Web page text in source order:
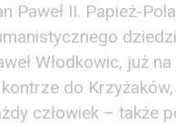
Paweł II. Papież-
Włodkowic, już
do
człowiek – także